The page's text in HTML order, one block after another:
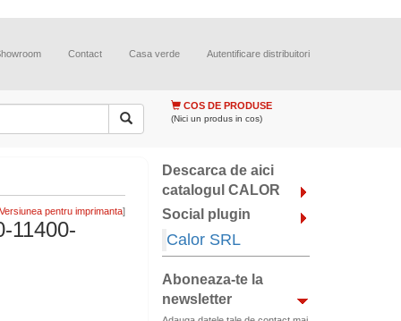
Contact Casa verde Autentificare distribuitori
COS DE PRODUSE
(Nici un produs in cos)
]
11400-
Descarca de aici
catalogul CALOR
Social plugin
Calor SRL
Aboneaza-te la
newsletter